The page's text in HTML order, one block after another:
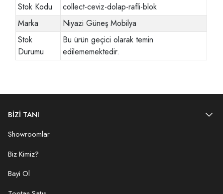
Stok Kodu
collect-ceviz-dolap-rafli-blok
Marka
Niyazi Güneş Mobilya
Stok
Durumu
Bu ürün geçici olarak temin
edilememektedir.
BİZİ TANI
Showroomlar
Biz Kimiz?
Bayi Ol